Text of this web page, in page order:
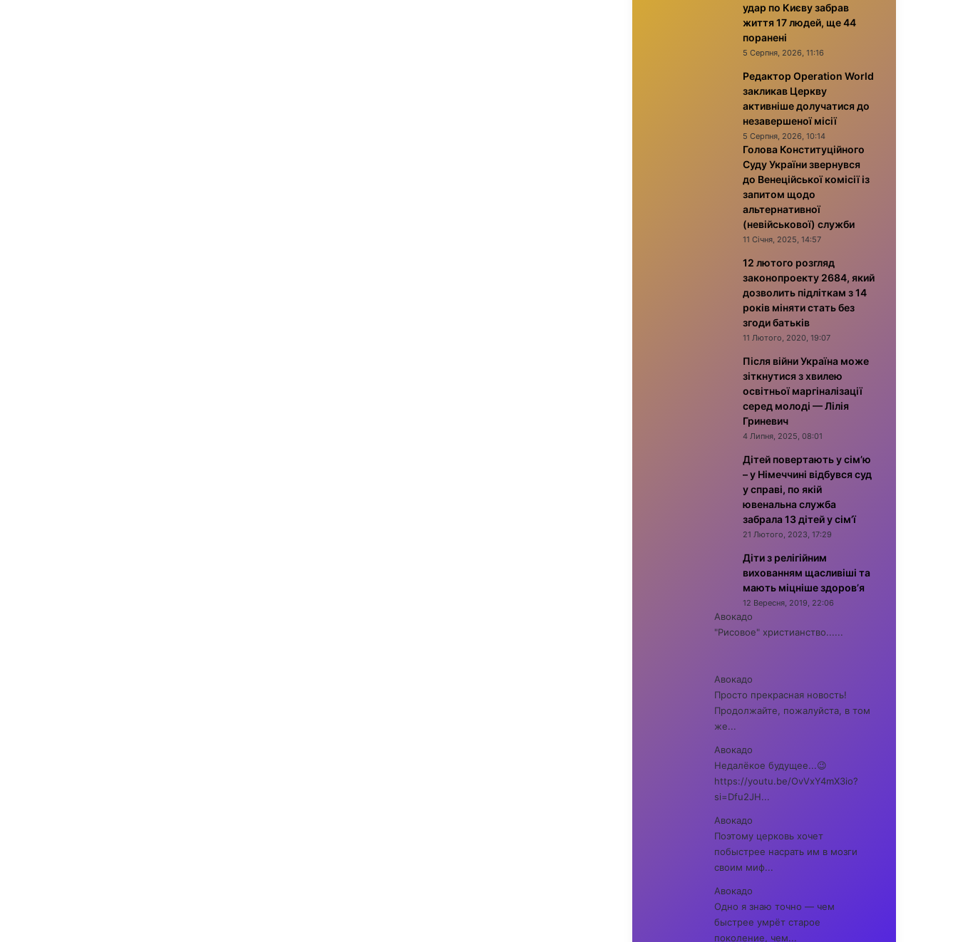
удар по Києву забрав
життя 17 людей, ще 44
поранені
5 Серпня, 2026, 11:16
Редактор Operation World
закликав Церкву
активніше долучатися до
незавершеної місії
5 Серпня, 2026, 10:14
Голова Конституційного
Суду України звернувся
до Венеційської комісії із
запитом щодо
альтернативної
(невійськової) служби
11 Січня, 2025, 14:57
12 лютого розгляд
законопроекту 2684, який
дозволить підліткам з 14
років міняти стать без
згоди батьків
11 Лютого, 2020, 19:07
Після війни Україна може
зіткнутися з хвилею
освітньої маргіналізації
серед молоді — Лілія
Гриневич
4 Липня, 2025, 08:01
Дітей повертають у сім’ю
– у Німеччині відбувся суд
у справі, по якій
ювенальна служба
забрала 13 дітей у сім’ї
21 Лютого, 2023, 17:29
Діти з релігійним
вихованням щасливіші та
мають міцніше здоров’я
12 Вересня, 2019, 22:06
Авокадо
"Рисовое" христианство......
Авокадо
Просто прекрасная новость!
Продолжайте, пожалуйста, в том
же...
Авокадо
Недалёкое будущее...😉
https://youtu.be/OvVxY4mX3io?
si=Dfu2JH...
Авокадо
Поэтому церковь хочет
побыстрее насрать им в мозги
своим миф...
Авокадо
Одно я знаю точно — чем
быстрее умрёт старое
поколение, чем...